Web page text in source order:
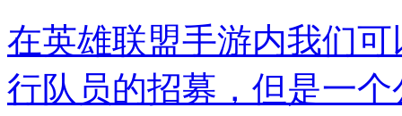
在英雄联盟手游内我们
行队员的招募，但是一